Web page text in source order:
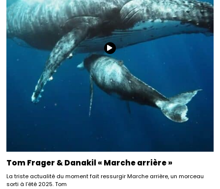
Tom Frager & Danakil « Marche arrière »
La triste actualité du moment fait ressurgir Marche arrière, un morceau
sorti à l’été 2025. Tom